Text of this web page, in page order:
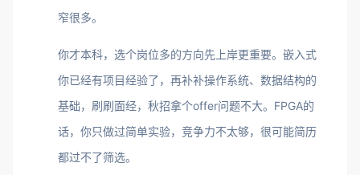
窄很多。
你才本科，选个岗位多的方向先上岸更重要。嵌入式
你已经有项目经验了，再补补操作系统、数据结构的
基础，刷刷面经，秋招拿个offer问题不大。FPGA的
话，你只做过简单实验，竞争力不太够，很可能简历
都过不了筛选。